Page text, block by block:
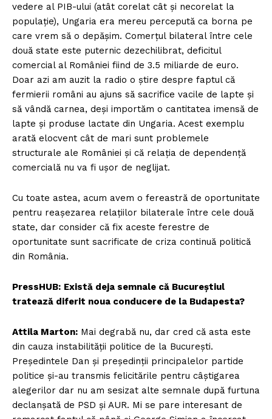
vedere al PIB-ului (atât corelat cât și necorelat la
populație), Ungaria era mereu percepută ca borna pe
care vrem să o depășim. Comerțul bilateral între cele
două state este puternic dezechilibrat, deficitul
comercial al României fiind de 3.5 miliarde de euro.
Doar azi am auzit la radio o știre despre faptul că
fermierii români au ajuns să sacrifice vacile de lapte și
să vândă carnea, deși importăm o cantitatea imensă de
lapte și produse lactate din Ungaria. Acest exemplu
arată elocvent cât de mari sunt problemele
structurale ale României și că relația de dependență
comercială nu va fi ușor de neglijat.
Cu toate astea, acum avem o fereastră de oportunitate
pentru reașezarea relațiilor bilaterale între cele două
state, dar consider că fix aceste ferestre de
oportunitate sunt sacrificate de criza continuă politică
din România.
PressHUB: Există deja semnale că Bucureștiul
tratează diferit noua conducere de la Budapesta?
Attila Marton: Mai degrabă nu, dar cred că asta este
din cauza instabilității politice de la București.
Președintele Dan și președinții principalelor partide
politice și-au transmis felicitările pentru câștigarea
alegerilor dar nu am sesizat alte semnale după furtuna
declanșată de PSD și AUR. Mi se pare interesant de